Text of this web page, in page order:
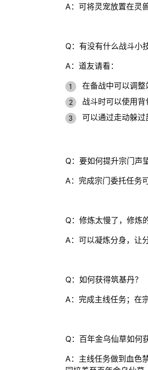
A：可将灵宠放置在灵
Q：有没有什么战斗小
A：道友请看：
在备战中可以调整
战斗时可以使用背
可以通过走动躲过
Q：要如何提升宗门声
A：完成宗门委托任务
Q：修炼太慢了，修炼
A：可以凝炼分身，让
Q：如何获得筑基丹？
A：完成主线任务；在
Q：百年金乌仙草如何
A：主线任务做到血色